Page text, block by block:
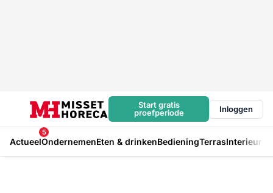
Start gratis
proefperiode
Inloggen
Actueel
5
OndernemenEten & drinkenBedieningTerrasInterieur